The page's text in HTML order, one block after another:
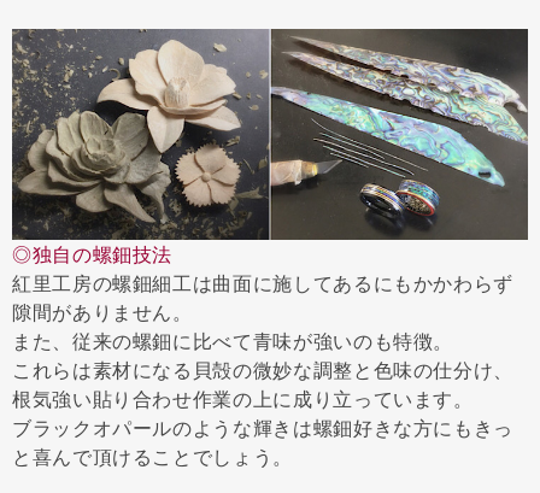
◎独自の螺鈿技法
紅里工房の螺鈿細工は曲面に施してあるにもかかわらず
隙間がありません。
また、従来の螺鈿に比べて青味が強いのも特徴。
これらは素材になる貝殻の微妙な調整と色味の仕分け、
根気強い貼り合わせ作業の上に成り立っています。
ブラックオパールのような輝きは螺鈿好きな方にもきっ
と喜んで頂けることでしょう。